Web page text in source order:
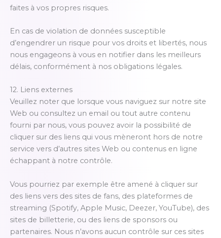
faites à vos propres risques.
En cas de violation de données susceptible
d’engendrer un risque pour vos droits et libertés, nous
nous engageons à vous en notifier dans les meilleurs
délais, conformément à nos obligations légales.
12. Liens externes
Veuillez noter que lorsque vous naviguez sur notre site
Web ou consultez un email ou tout autre contenu
fourni par nous, vous pouvez avoir la possibilité de
cliquer sur des liens qui vous mèneront hors de notre
service vers d’autres sites Web ou contenus en ligne
échappant à notre contrôle.
Vous pourriez par exemple être amené à cliquer sur
des liens vers des sites de fans, des plateformes de
streaming (Spotify, Apple Music, Deezer, YouTube), des
sites de billetterie, ou des liens de sponsors ou
partenaires. Nous n’avons aucun contrôle sur ces sites